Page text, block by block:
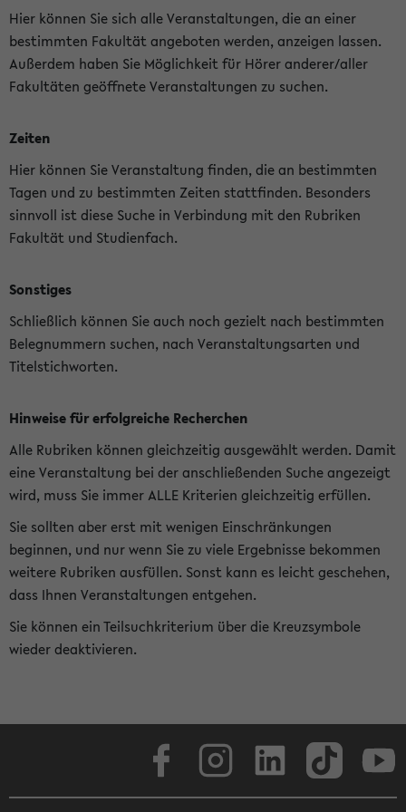
Hier können Sie sich alle Veranstaltungen, die an einer
bestimmten Fakultät angeboten werden, anzeigen lassen.
Außerdem haben Sie Möglichkeit für Hörer anderer/aller
Fakultäten geöffnete Veranstaltungen zu suchen.
Zeiten
Hier können Sie Veranstaltung finden, die an bestimmten
Tagen und zu bestimmten Zeiten stattfinden. Besonders
sinnvoll ist diese Suche in Verbindung mit den Rubriken
Fakultät und Studienfach.
Sonstiges
Schließlich können Sie auch noch gezielt nach bestimmten
Belegnummern suchen, nach Veranstaltungsarten und
Titelstichworten.
Hinweise für erfolgreiche Recherchen
Alle Rubriken können gleichzeitig ausgewählt werden. Damit
eine Veranstaltung bei der anschließenden Suche angezeigt
wird, muss Sie immer ALLE Kriterien gleichzeitig erfüllen.
Sie sollten aber erst mit wenigen Einschränkungen
beginnen, und nur wenn Sie zu viele Ergebnisse bekommen
weitere Rubriken ausfüllen. Sonst kann es leicht geschehen,
dass Ihnen Veranstaltungen entgehen.
Sie können ein Teilsuchkriterium über die Kreuzsymbole
wieder deaktivieren.